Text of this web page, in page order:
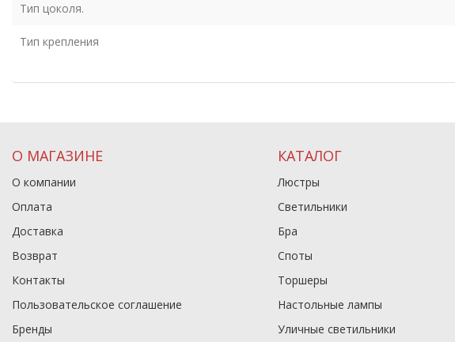
Тип цоколя.
Тип крепления
О МАГАЗИНЕ
О компании
Оплата
Доставка
Возврат
Контакты
Пользовательское соглашение
Бренды
КАТАЛОГ
Люстры
Светильники
Бра
Споты
Торшеры
Настольные лампы
Уличные светильники